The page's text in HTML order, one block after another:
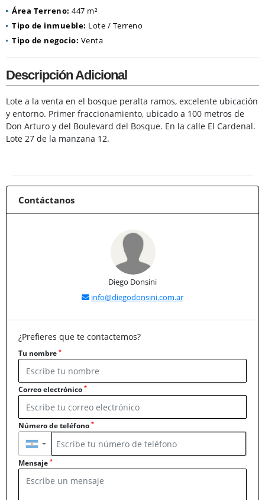
Área Terreno: 447 m²
Tipo de inmueble: Lote / Terreno
Tipo de negocio: Venta
Descripción Adicional
Lote a la venta en el bosque peralta ramos, excelente ubicación
y entorno. Primer fraccionamiento, ubicado a 100 metros de
Don Arturo y del Boulevard del Bosque. En la calle El Cardenal.
Lote 27 de la manzana 12.
Contáctanos
Diego Donsini
info@diegodonsini.com.ar
¿Prefieres que te contactemos?
Tu nombre *
Correo electrónico *
Número de teléfono *
▼
Mensaje *